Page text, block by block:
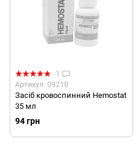
1
Артикул: 09210
Засіб кровоспинний Hemostat
35 мл
94 грн